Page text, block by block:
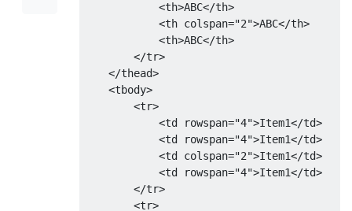
<th>ABC</th>
<th colspan="2">ABC</th>
<th>ABC</th>
</tr>
</thead>
<tbody>
<tr>
<td
rowspan="4">Item1</td>
<td
rowspan="4">Item1</td>
<td
colspan="2">Item1</td>
<td
rowspan="4">Item1</td>
</tr>
<tr>